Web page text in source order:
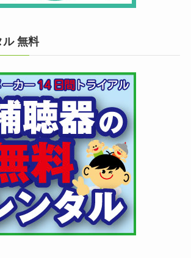
ル 無料